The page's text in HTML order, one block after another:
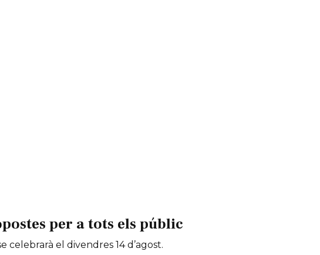
per a tots els públic
celebrarà el divendres 14 d’agost.